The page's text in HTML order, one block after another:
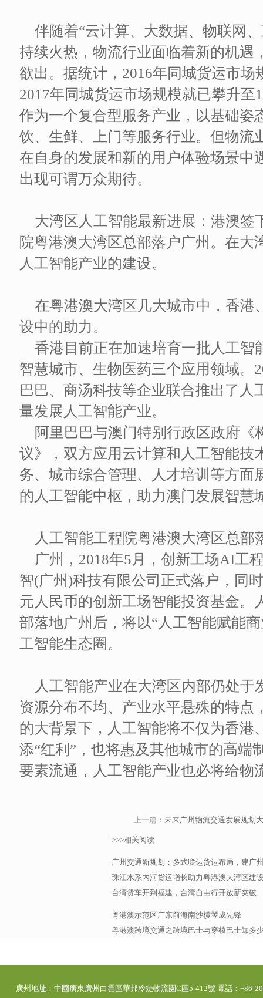
伴随着“云计算、大数据、物联网
持续火热，物流行业面临着新的机遇
欲出。据统计，2016年同城货运市
2017年同城货运市场规模就已攀升至
作为一个复合型服务产业，以基础姿
饮、生鲜、上门等服务行业。但物流
在自身的发展和新的用户体验场景中
出现可谓万众期待。
大湾区人工智能最新进展：港澳签
院粤港澳大湾区总部落户广州。在大
人工智能产业的建设。
在粤港澳大湾区几大城市中，香港
设中的助力。
香港目前正在加速培育一批人工智
智慧城市、生物医药三个应用领域。
巴巴、商汤科技等企业联合推出了人
量发展人工智能产业。
阿里巴巴与澳门特别行政区政府
议》，双方应用云计算和人工智能技
务、城市综合管理、人才培训等方面
的人工智能中枢，助力澳门发展智慧
人工智能工程院粤港澳大湾区总部
广州，2018年5月，创新工场AI工
智(广州)科技有限公司正式落户，同
元人民币的创新工场智能投资基金。
部落地广州后，将以“人工智能赋能
工智能生态圈。
人工智能产业在大湾区内部仍处
资源分布不均、产业水平悬殊的特点
的大背景下，人工智能将不仅为香港
添“红利”，也将惠及其他城市的高端
要素流通，人工智能产业也必将给物
上一篇：未来广州物流交通发展规划
>>>相关阅读
广州交通新规划：多式联运货运布局，建广
珠江水系内河货运增长助力粤港澳大湾区建
台湾货车开到福建，台湾自由行开放新突破
粤港澳示范区广东前海南沙横琴成先锋
粤港澳跨境交通之跨境巴士与穿梭巴士知多
廣州地址：中國廣東廣州白雲區華邦冷鏈物流園C區5-412號 電話：+86-